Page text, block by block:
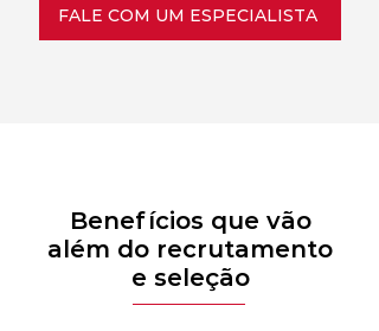
FALE COM UM ESPECIALISTA
Benefícios que vão
além do recrutamento
e seleção